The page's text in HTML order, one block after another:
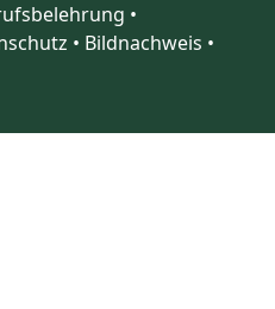
•
• Bildnachweis •